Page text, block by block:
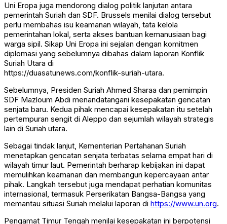
Uni Eropa juga mendorong dialog politik lanjutan antara
pemerintah Suriah dan SDF. Brussels menilai dialog tersebut
perlu membahas isu keamanan wilayah, tata kelola
pemerintahan lokal, serta akses bantuan kemanusiaan bagi
warga sipil. Sikap Uni Eropa ini sejalan dengan komitmen
diplomasi yang sebelumnya dibahas dalam laporan Konflik
Suriah Utara di
https://duasatunews.com/konflik-suriah-utara.
Sebelumnya, Presiden Suriah Ahmed Sharaa dan pemimpin
SDF Mazloum Abdi menandatangani kesepakatan gencatan
senjata baru. Kedua pihak mencapai kesepakatan itu setelah
pertempuran sengit di Aleppo dan sejumlah wilayah strategis
lain di Suriah utara.
Sebagai tindak lanjut, Kementerian Pertahanan Suriah
menetapkan gencatan senjata terbatas selama empat hari di
wilayah timur laut. Pemerintah berharap kebijakan ini dapat
memulihkan keamanan dan membangun kepercayaan antar
pihak. Langkah tersebut juga mendapat perhatian komunitas
internasional, termasuk Perserikatan Bangsa-Bangsa yang
memantau situasi Suriah melalui laporan di https://www.un.org.
Pengamat Timur Tengah menilai kesepakatan ini berpotensi